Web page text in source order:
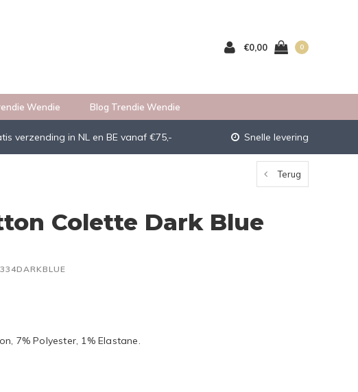
€0,00 0
Wendie Blog Trendie Wendie
verzending in NL en BE vanaf €75,- Snelle levering
Terug
Colette Dark Blue
7% Polyester, 1% Elastane.